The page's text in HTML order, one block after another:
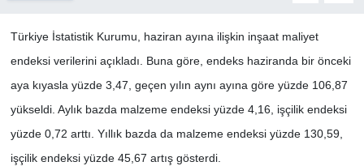
Türkiye İstatistik Kurumu, haziran ayına ilişkin inşaat maliyet
endeksi verilerini açıkladı. Buna göre, endeks haziranda bir önceki
aya kıyasla yüzde 3,47, geçen yılın aynı ayına göre yüzde 106,87
yükseldi. Aylık bazda malzeme endeksi yüzde 4,16, işçilik endeksi
yüzde 0,72 arttı. Yıllık bazda da malzeme endeksi yüzde 130,59,
işçilik endeksi yüzde 45,67 artış gösterdi.